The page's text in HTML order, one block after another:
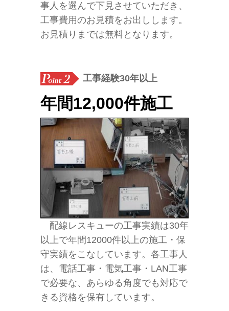
事人を選んで下見させていただき、
工事費用のお見積をお出しします。
お見積りまでは無料となります。
工事経験30年以上
年間12,000件施工
配線レスキューの工事実績は30年
以上で年間12000件以上の施工・保
守実績をこなしています。各工事人
は、電話工事・電気工事・LAN工事
で必要な、あらゆる角度でも対応で
きる資格を保有しています。